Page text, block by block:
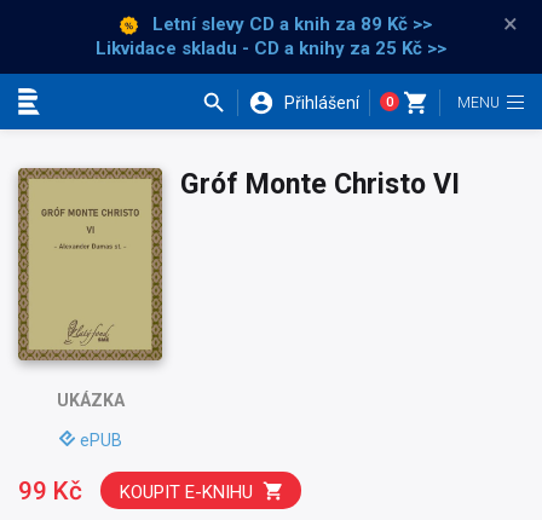
Letní slevy CD a knih za 89 Kč >>
Likvidace skladu - CD a knihy za 25 Kč >>
×
Přihlášení 0
UKÁZKA
ePUB
Gróf Monte Christo VI
99 Kč KOUPIT E-KNIHU